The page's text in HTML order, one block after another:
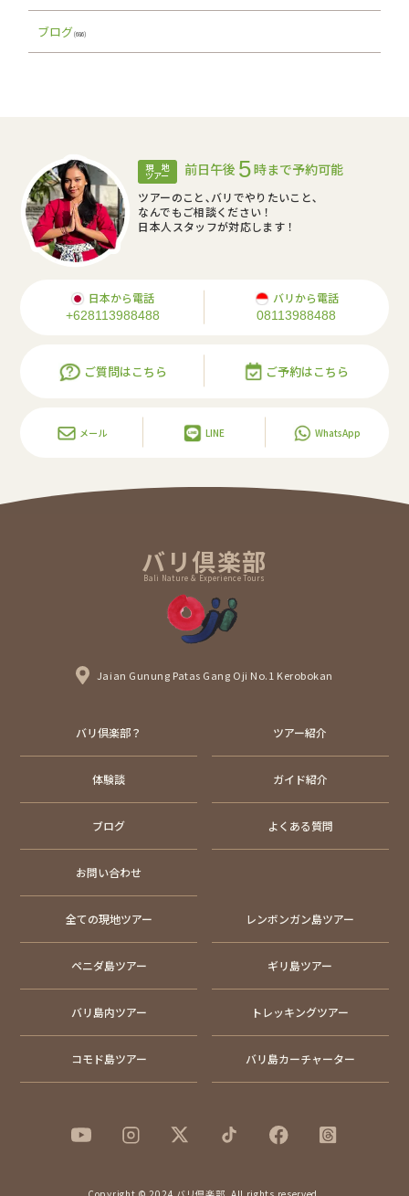
ブログ(686)
現 地
ツアー 前日午後 5時まで予約可能
ツアーのこと､バリでやりたいこと､
なんでもご相談ください！
日本人スタッフが対応します！
日本から電話
+628113988488
バリから電話
08113988488
ご質問はこちら ご予約はこちら
メール LINE WhatsApp
バリ倶楽部
Bali Nature & Experience Tours
Jaian Gunung Patas Gang Oji No.1 Kerobokan
バリ倶楽部？ ツアー紹介
体験談 ガイド紹介
ブログ よくある質問
お問い合わせ
全ての現地ツアー レンボンガン島ツアー
ペニダ島ツアー ギリ島ツアー
バリ島内ツアー トレッキングツアー
コモド島ツアー バリ島カーチャーター